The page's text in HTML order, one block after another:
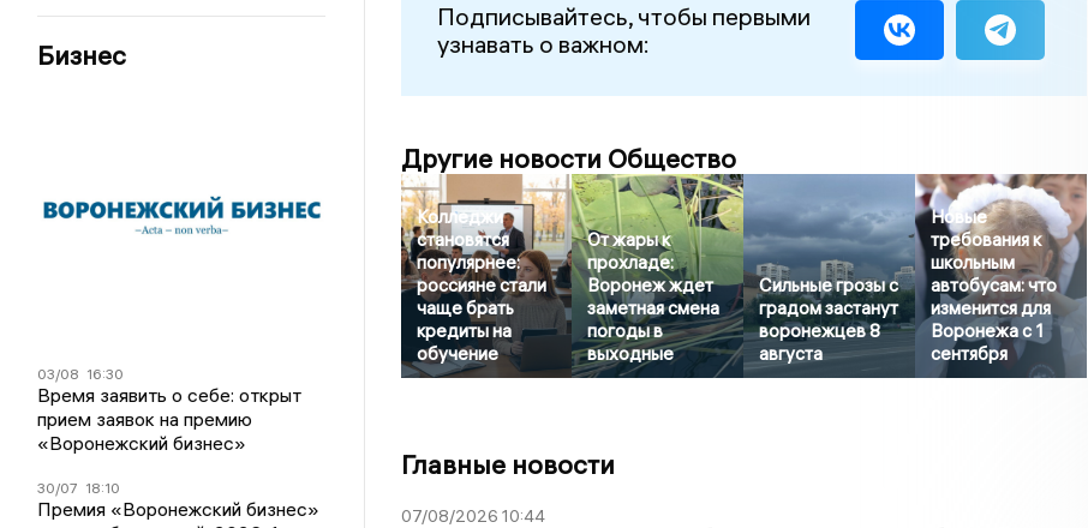
Бизнес
03/08 16:30
Время заявить о себе: открыт
прием заявок на премию
«Воронежский бизнес»
30/07 18:10
Премия «Воронежский бизнес»
Подписывайтесь, чтобы первыми
узнавать о важном:
Другие новости Общество
Колледжи
становятся
популярнее:
россияне стали
чаще брать
кредиты на
обучение
От жары к
прохладе:
Воронеж ждет
заметная смена
погоды в
выходные
Сильные грозы с
градом застанут
воронежцев 8
августа
Новые
требования к
школьным
автобусам: что
изменится для
Воронежа с 1
сентября
Главные новости
07/08/2026 10:44